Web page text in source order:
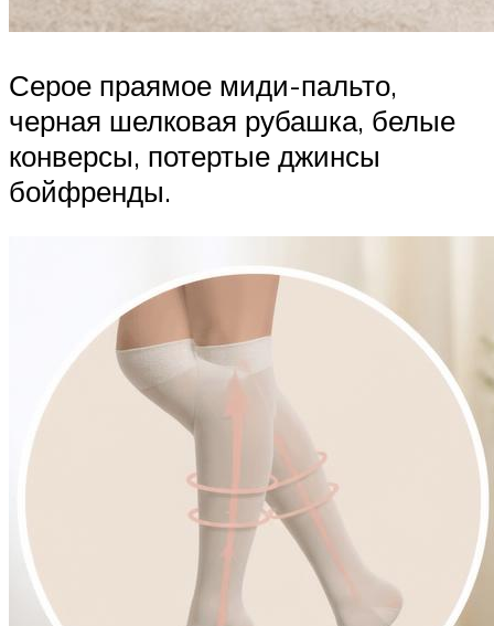
Серое праямое миди-пальто,
черная шелковая рубашка, белые
конверсы, потертые джинсы
бойфренды.